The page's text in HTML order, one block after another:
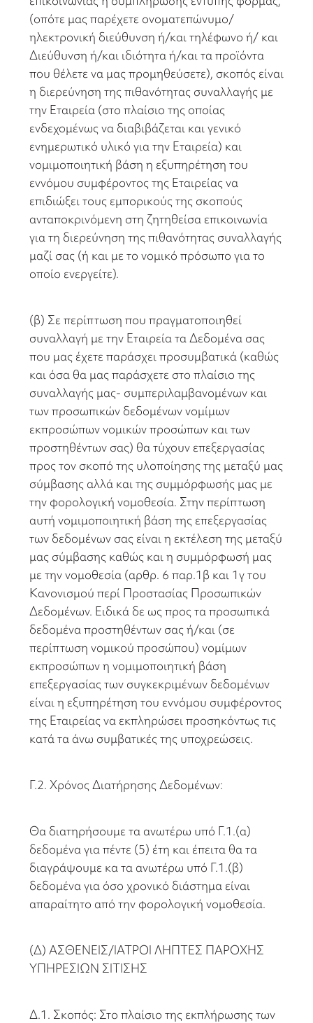
(οπότε μας παρέχετε ονοματεπώνυμο/
ηλεκτρονική διεύθυνση ή/και τηλέφωνο ή/ και
Διεύθυνση ή/και ιδιότητα ή/και τα προϊόντα
που θέλετε να μας προμηθεύσετε), σκοπός είναι
η διερεύνηση της πιθανότητας συναλλαγής με
την Εταιρεία (στο πλαίσιο της οποίας
ενδεχομένως να διαβιβάζεται και γενικό
ενημερωτικό υλικό για την Εταιρεία) και
νομιμοποιητική βάση η εξυπηρέτηση του
εννόμου συμφέροντος της Εταιρείας να
επιδιώξει τους εμπορικούς της σκοπούς
ανταποκρινόμενη στη ζητηθείσα επικοινωνία
για τη διερεύνηση της πιθανότητας συναλλαγής
μαζί σας (ή και με το νομικό πρόσωπο για το
οποίο ενεργείτε).
(β) Σε περίπτωση που πραγματοποιηθεί
συναλλαγή με την Εταιρεία τα Δεδομένα σας
που μας έχετε παράσχει προσυμβατικά (καθώς
και όσα θα μας παράσχετε στο πλαίσιο της
συναλλαγής μας- συμπεριλαμβανομένων και
των προσωπικών δεδομένων νομίμων
εκπροσώπων νομικών προσώπων και των
προστηθέντων σας) θα τύχουν επεξεργασίας
προς τον σκοπό της υλοποίησης της μεταξύ μας
σύμβασης αλλά και της συμμόρφωσής μας με
την φορολογική νομοθεσία. Στην περίπτωση
αυτή νομιμοποιητική βάση της επεξεργασίας
των δεδομένων σας είναι η εκτέλεση της μεταξύ
μας σύμβασης καθώς και η συμμόρφωσή μας
με την νομοθεσία (αρθρ. 6 παρ.1β και 1γ του
Κανονισμού περί Προστασίας Προσωπικών
Δεδομένων. Ειδικά δε ως προς τα προσωπικά
δεδομένα προστηθέντων σας ή/και (σε
περίπτωση νομικού προσώπου) νομίμων
εκπροσώπων η νομιμοποιητική βάση
επεξεργασίας των συγκεκριμένων δεδομένων
είναι η εξυπηρέτηση του εννόμου συμφέροντος
της Εταιρείας να εκπληρώσει προσηκόντως τις
κατά τα άνω συμβατικές της υποχρεώσεις.
Γ.2. Χρόνος Διατήρησης Δεδομένων:
Θα διατηρήσουμε τα ανωτέρω υπό Γ.1.(α)
δεδομένα για πέντε (5) έτη και έπειτα θα τα
διαγράψουμε κα τα ανωτέρω υπό Γ.1.(β)
δεδομένα για όσο χρονικό διάστημα είναι
απαραίτητο από την φορολογική νομοθεσία.
(Δ) ΑΣΘΕΝΕΙΣ/ΙΑΤΡΟΙ ΛΗΠΤΕΣ ΠΑΡΟΧΗΣ
ΥΠΗΡΕΣΙΩΝ ΣΙΤΙΣΗΣ
Δ.1. Σκοπός: Στο πλαίσιο της εκπλήρωσης των